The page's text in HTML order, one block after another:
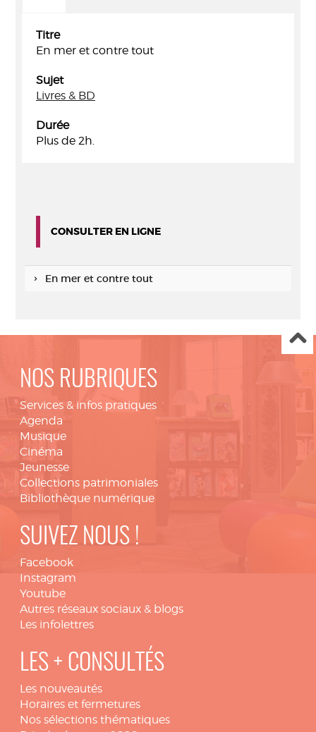
Titre
En mer et contre tout
Sujet
Livres & BD
Durée
Plus de 2h.
CONSULTER EN LIGNE
En mer et contre tout
NOS RUBRIQUES
Services & infos pratiques
Agenda
Musique
Cinéma
Jeunesse
Collections patrimoniales
Bibliothèque numérique
SUIVEZ NOUS !
Facebook
Instagram
Youtube
Autres réseaux sociaux & blogs
Les infolettres
LES + CONSULTÉS
Les nouveautés
Horaires et fermetures
Nos sélections thématiques